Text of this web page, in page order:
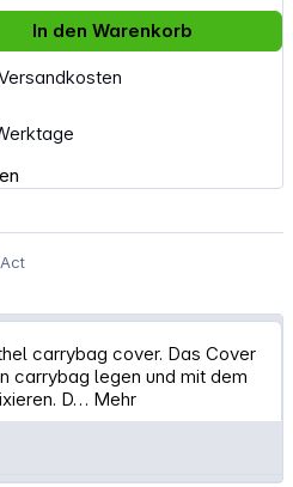
gewünschten
In den Warenkorb
carrybag cover. Das Cover
carrybag legen und mit dem
D… Mehr